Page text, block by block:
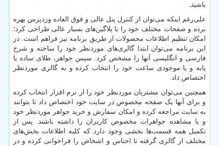
باشید
علی‌رغم اینکه می‌توان از کنترل پنل عالی و فوق العاده وردپرس بهره
برده و صفحات مختلف خود را با پلاگین‌های بسیار عالی طراحی کرد؛
امکان تنظیم اطلاعات محصولات از طریق برنامه نیز فراهم است. در
این برنامه می‌توان ابتدا گالری‌های موردنظر خود را ساخته و شرح
فارسی و انگلیسی آنها را مشخص کرد. سپس جواهر، طلای ساده یا
پایه و یا موجودی ساعت خود را انتخاب کرده و به گالری موردنظر
اختصاص داد
همچنین می‌توان مشتریان موردنظر خود را از نرم افزار انتخاب کرده
و برای آنها یک صفحه مخصوص در سایت خود اختصاص داد تا بتوانند
به سایت مراجعه کرده و امکان سفارش و خرید جواهر موردنظر خود
و یا مشاهده جواهرات مخصوص کاربران را داشته باشند. پس از
تکمیل همه قسمت‌ها بخشی وجود دارد که کلیه اطلاعات بخش‌های
مختلف از گالری گرفته تا اجناس و اشخاص را فراخوانی کرده و در